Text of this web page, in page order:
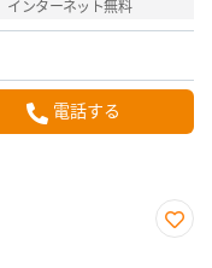
インターネット無料
電話する